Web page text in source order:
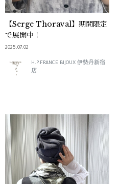
【Serge Thoraval】期間限定
で展開中！
2025.07.02
H.P.FRANCE BIJOUX 伊勢丹新宿
店